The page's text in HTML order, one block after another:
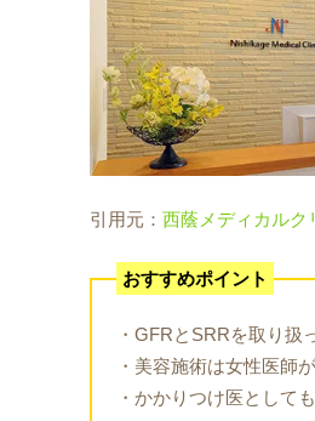
引用元： 西蔭メディカルク
おすすめポイント
・GFRとSRRを取り扱
・美容施術は女性医師
・かかりつけ医として